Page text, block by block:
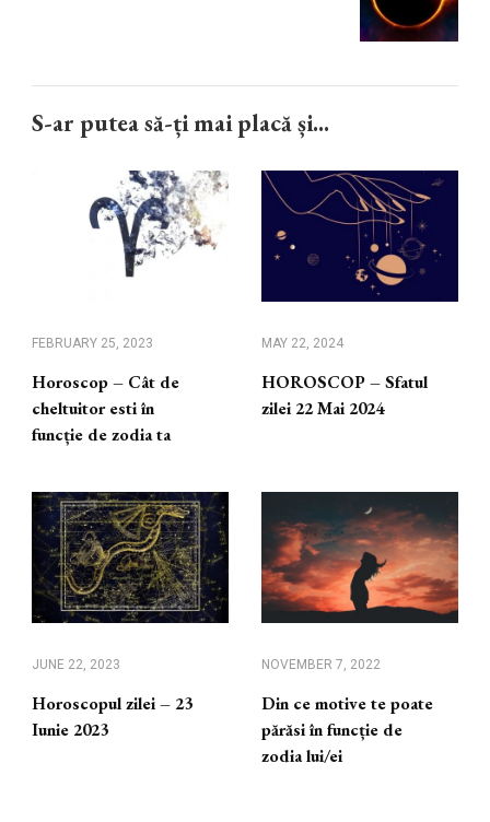
S-ar putea să-ți mai placă și...
FEBRUARY 25, 2023
Horoscop – Cât de
cheltuitor esti în
funcție de zodia ta
MAY 22, 2024
HOROSCOP – Sfatul
zilei 22 Mai 2024
JUNE 22, 2023
Horoscopul zilei – 23
Iunie 2023
NOVEMBER 7, 2022
Din ce motive te poate
părăsi în funcție de
zodia lui/ei